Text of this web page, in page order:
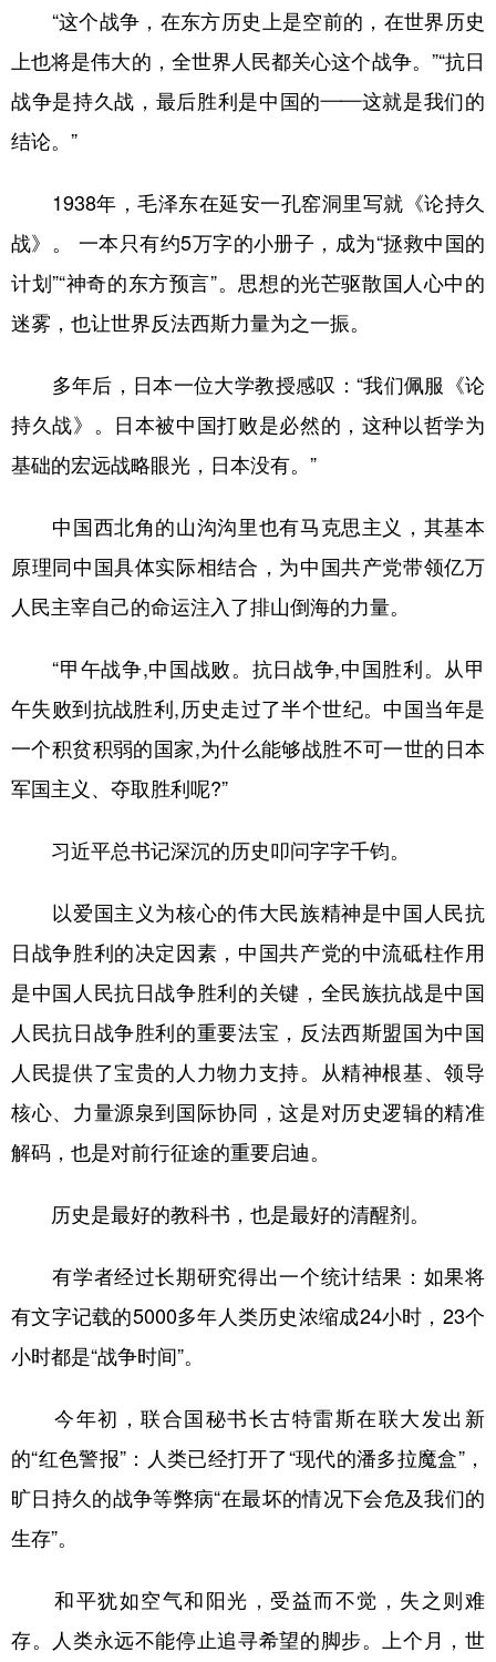
“这个战争，在东方历史上是空前的，在世界历史
上也将是伟大的，全世界人民都关心这个战争。”“抗日
战争是持久战，最后胜利是中国的——这就是我们的
结论。”
1938年，毛泽东在延安一孔窑洞里写就《论持久
战》。 一本只有约5万字的小册子，成为“拯救中国的
计划”“神奇的东方预言”。思想的光芒驱散国人心中的
迷雾，也让世界反法西斯力量为之一振。
多年后，日本一位大学教授感叹：“我们佩服《论
持久战》。日本被中国打败是必然的，这种以哲学为
基础的宏远战略眼光，日本没有。”
中国西北角的山沟沟里也有马克思主义，其基本
原理同中国具体实际相结合，为中国共产党带领亿万
人民主宰自己的命运注入了排山倒海的力量。
“甲午战争,中国战败。抗日战争,中国胜利。从甲
午失败到抗战胜利,历史走过了半个世纪。中国当年是
一个积贫积弱的国家,为什么能够战胜不可一世的日本
军国主义、夺取胜利呢?”
习近平总书记深沉的历史叩问字字千钧。
以爱国主义为核心的伟大民族精神是中国人民抗
日战争胜利的决定因素，中国共产党的中流砥柱作用
是中国人民抗日战争胜利的关键，全民族抗战是中国
人民抗日战争胜利的重要法宝，反法西斯盟国为中国
人民提供了宝贵的人力物力支持。从精神根基、领导
核心、力量源泉到国际协同，这是对历史逻辑的精准
解码，也是对前行征途的重要启迪。
历史是最好的教科书，也是最好的清醒剂。
有学者经过长期研究得出一个统计结果：如果将
有文字记载的5000多年人类历史浓缩成24小时，23个
小时都是“战争时间”。
今年初，联合国秘书长古特雷斯在联大发出新
的“红色警报”：人类已经打开了“现代的潘多拉魔盒”，
旷日持久的战争等弊病“在最坏的情况下会危及我们的
生存”。
和平犹如空气和阳光，受益而不觉，失之则难
存。人类永远不能停止追寻希望的脚步。上个月，世